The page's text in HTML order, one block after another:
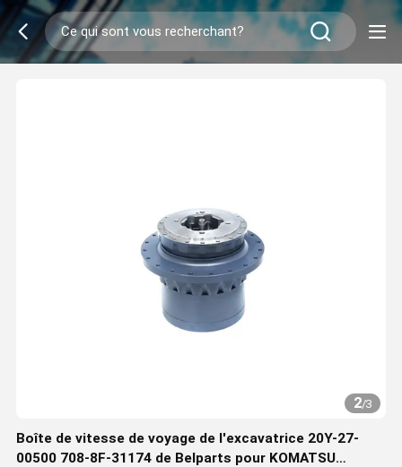
2/3
Boîte de vitesse de voyage de l'excavatrice 20Y-27-
00500 708-8F-31174 de Belparts pour KOMATSU